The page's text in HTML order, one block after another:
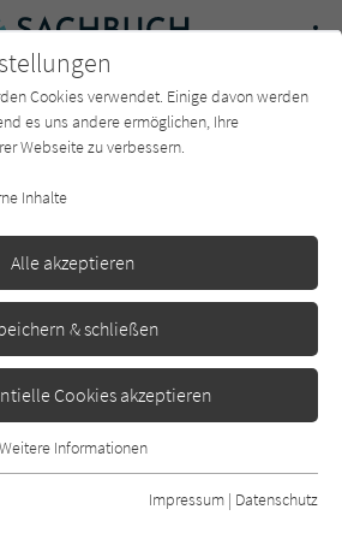
Charts Newsletter
April 2024 0
Cookies verwendet. Einige davon werden
es uns andere ermöglichen, Ihre
Webseite zu verbessern.
Inhalte
Alle akzeptieren
& schließen
Cookies akzeptieren
für grundlegende Funktionen der
ist gewährleistet, dass die Webseite
Weitere Informationen
Impressum | Datenschutz